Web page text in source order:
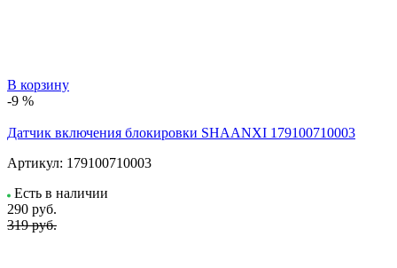
В корзину
-9 %
Датчик включения блокировки SHAANXI 179100710003
Артикул: 179100710003
Есть в наличии
290 руб.
319 руб.